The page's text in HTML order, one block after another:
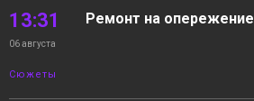
13:31
06 августа
Сюжеты
Ремонт на опережение